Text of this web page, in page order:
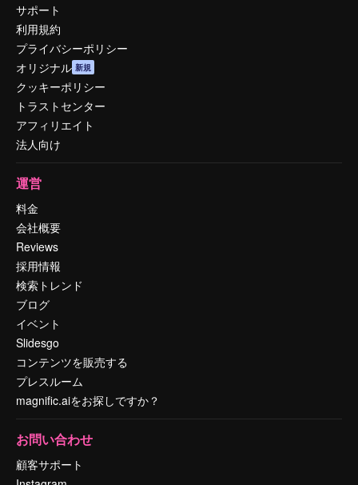
サポート
利用規約
プライバシーポリシー
オリジナル 新規
クッキーポリシー
トラストセンター
アフィリエイト
法人向け
運営
料金
会社概要
Reviews
採用情報
検索トレンド
ブログ
イベント
Slidesgo
コンテンツを販売する
プレスルーム
magnific.aiをお探しですか？
お問い合わせ
顧客サポート